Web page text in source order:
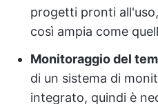
progetti pronti
così ampia come
Monitoraggio del
di un sistema di
integrato, quindi è